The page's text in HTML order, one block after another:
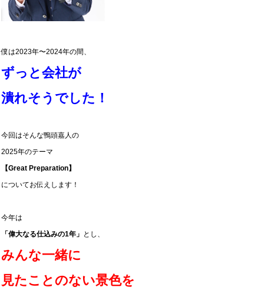
僕は2023年〜2024年の間、
ずっと会社が
潰れそうでした！
今回はそんな鴨頭嘉人の
2025年のテーマ
【Great Preparation】
についてお伝えします！
今年は
「偉大なる仕込みの1年」 とし、
みんな一緒に
見たことのない景色を